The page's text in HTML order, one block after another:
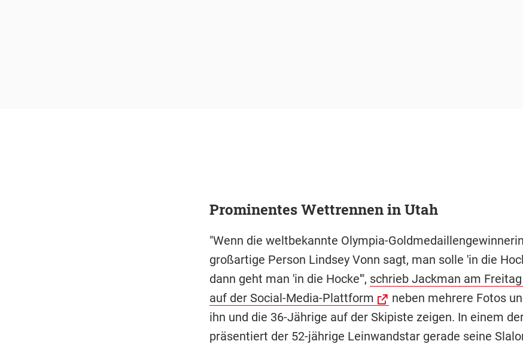
Prominentes Wettrennen in Utah
"Wenn die weltbekannte Olympia-
großartige Person Lindsey Vonn sagt, man solle 'in die
dann geht man 'in die Hocke'", schrieb Jackman am
auf der Social-Media-Plattform
neben mehrere Fotos
ihn und die 36-Jährige auf der Skipiste zeigen. In einem
präsentiert der 52-jährige Leinwandstar gerade seine